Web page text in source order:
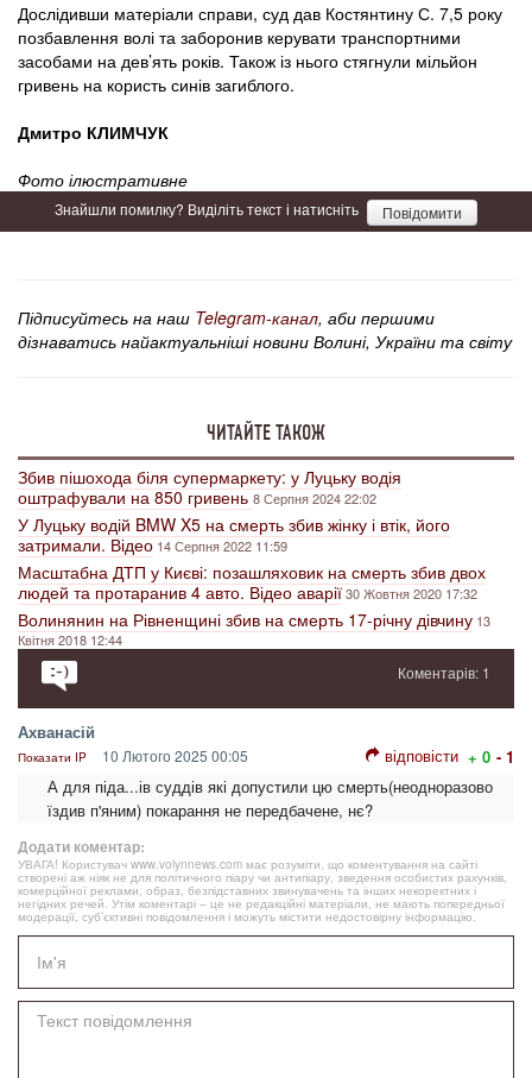
Дослідивши матеріали справи, суд дав Костянтину С. 7,5 року
позбавлення волі та заборонив керувати транспортними
засобами на дев’ять років. Також із нього стягнули мільйон
гривень на користь синів загиблого.
Дмитро КЛИМЧУК
Фото ілюстративне
Знайшли помилку? Виділіть текст і натисніть Повідомити
Підписуйтесь на наш Telegram-канал, аби першими
дізнаватись найактуальніші новини Волині, України та світу
ЧИТАЙТЕ ТАКОЖ
Збив пішохода біля супермаркету: у Луцьку водія
оштрафували на 850 гривень8 Серпня 2024 22:02
У Луцьку водій BMW X5 на смерть збив жінку і втік, його
затримали. Відео 14 Серпня 2022 11:59
Масштабна ДТП у Києві: позашляховик на смерть збив двох
людей та протаранив 4 авто. Відео аварії30 Жовтня 2020 17:32
Волинянин на Рівненщині збив на смерть 17-річну дівчину 13
Квітня 2018 12:44
Коментарів: 1
Ахванасій
Показати IP 10 Лютого 2025 00:05 відповісти + 0 - 1
А для піда...ів суддів які допустили цю смерть(неодноразово
їздив п'яним) покарання не передбачене, нє?
Додати коментар:
УВАГА! Користувач www.volynnews.com має розуміти, що коментування на сайті
створені аж ніяк не для політичного піару чи антипіару, зведення особистих рахунків,
комерційної реклами, образ, безпідставних звинувачень та інших некоректних і
негідних речей. Утім коментарі – це не редакційні матеріали, не мають попередньої
модерації, суб’єктивні повідомлення і можуть містити недостовірну інформацію.